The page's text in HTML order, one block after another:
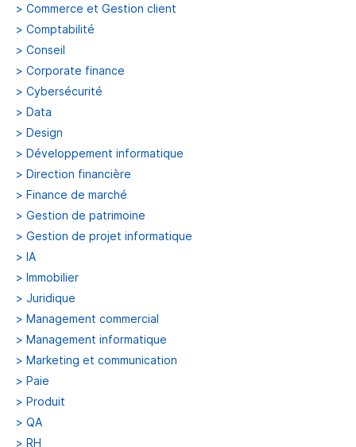
> Commerce et Gestion client
> Comptabilité
> Conseil
> Corporate finance
> Cybersécurité
> Data
> Design
> Développement informatique
> Direction financière
> Finance de marché
> Gestion de patrimoine
> Gestion de projet informatique
> IA
> Immobilier
> Juridique
> Management commercial
> Management informatique
> Marketing et communication
> Paie
> Produit
> QA
> RH